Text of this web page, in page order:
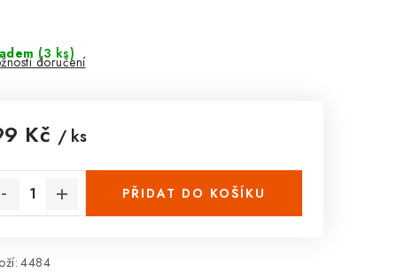
(3 ks)
doručení
Kč / ks
PŘIDAT DO KOŠÍKU
4484